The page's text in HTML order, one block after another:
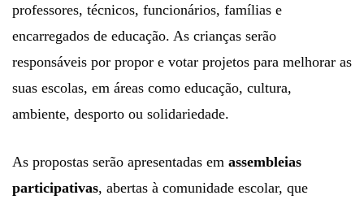
professores, técnicos, funcionários, famílias e
encarregados de educação. As crianças serão
responsáveis por propor e votar projetos para melhorar as
suas escolas, em áreas como educação, cultura,
ambiente, desporto ou solidariedade.
As propostas serão apresentadas em assembleias
participativas, abertas à comunidade escolar, que